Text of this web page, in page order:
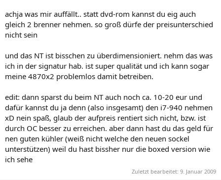
achja was mir auffällt.. statt dvd-rom kannst du eig auch
gleich 2 brenner nehmen. so groß dürfe der preisunterschied
nicht sein
und das NT ist bisschen zu überdimensioniert. nehm das was
ich in der signatur hab. ist super qualität und ich kann sogar
meine 4870x2 problemlos damit betreiben.
edit: dann sparst du beim NT auch noch ca. 10-20 eur und
dafür kannst du ja denn (also insgesamt) den i7-940 nehmen
xD nein spaß, glaub der aufpreis rentiert sich nicht, bzw. ist
durch OC besser zu erreichen. aber dann hast du das geld für
nen guten kühler (weiß nicht welche den neuen sockel
unterstützen) weil du hast bissher nur die boxed version wie
ich sehe
Zuletzt bearbeitet: 9. Januar 2009